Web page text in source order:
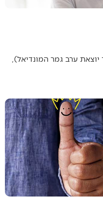
ערב גמר המונדיאל),